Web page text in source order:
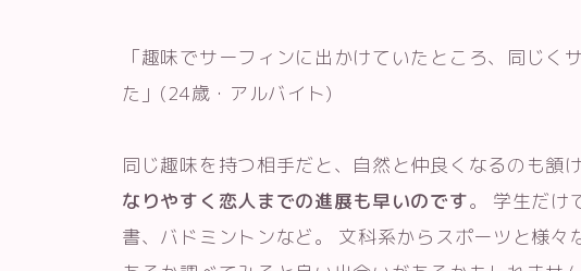
「趣味でサーフィンに出かけていたところ、同じく
た」(24歳・アルバイト)
同じ趣味を持つ相手だと、自然と仲良くなるのも頷
なりやすく恋人までの進展も早いのです。 学生だけ
書、バドミントンなど。 文科系からスポーツと様